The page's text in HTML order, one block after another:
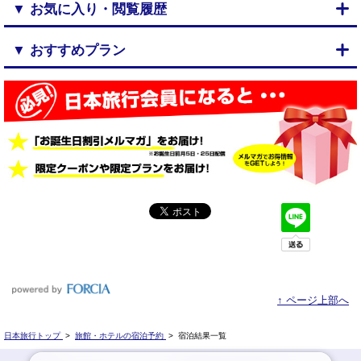
▼ お気に入り・閲覧履歴
▼ おすすめプラン
↑ ページ上部へ
日本旅行トップ > 旅館・ホテルの宿泊予約 > 宿泊結果一覧